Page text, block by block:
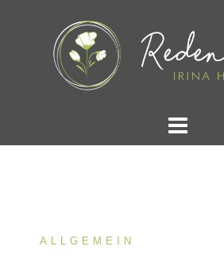
ALLGEMEIN